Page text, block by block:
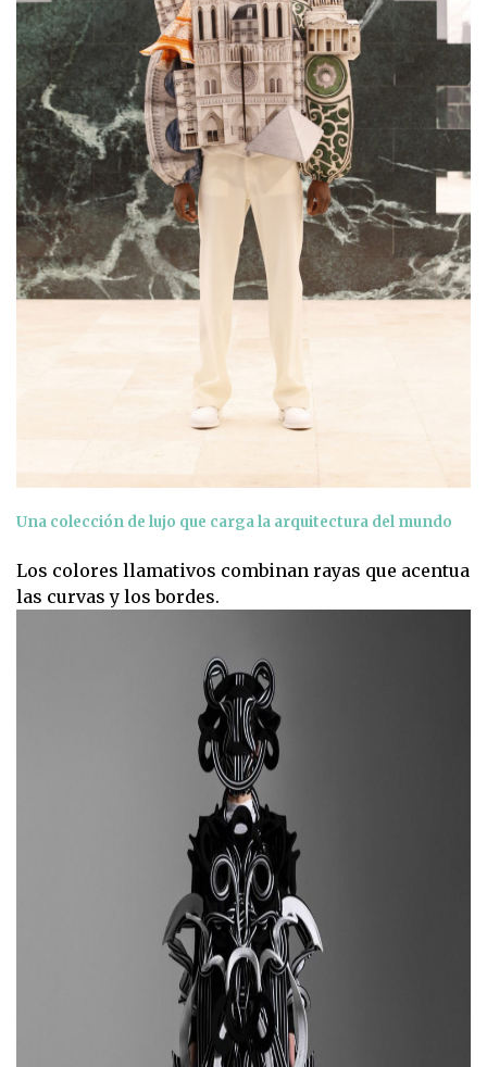
Una colección de lujo que carga la arquitectura del mundo
Los colores llamativos combinan rayas que acentua
las curvas y los bordes.